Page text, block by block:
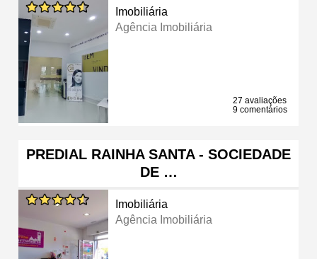
Imobiliária
Agência Imobiliária
27 avaliações
9 comentários
PREDIAL RAINHA SANTA - SOCIEDADE
DE …
Imobiliária
Agência Imobiliária